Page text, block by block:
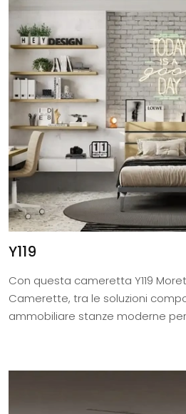
Y119
Con questa cameretta Y119
Camerette, tra le soluzioni
ammobiliare stanze moderne